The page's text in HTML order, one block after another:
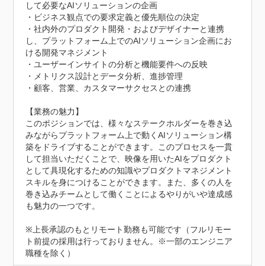
して必要なAIソリューションの企画
・ビジネス観点での要求定義と優先順位の決定
・社内外のプロダクト開発・およびデザイナーと連携
し、プラットフォーム上でのAIソリューション企画にお
ける開発マネジメント
・ユーザーインサイトの分析と機能要件への反映
・メトリクス設計とデータ分析、進捗管理
・顧客、営業、カスタマーサクセスとの連携
【業務の魅力】
このポジションでは、様々なステークホルダーを巻き込
みながらプラットフォーム上で動くAIソリューション構
築をドライブすることができます。このプロセスを一貫
して担当いただくことで、映像を用いたAIをプロダクト
として具現化するための知識やプロダクトマネジメント
スキルを身につけることができます。また、多くの人を
巻き込みチームとして働くことによるやりがいや達成感
も魅力の一つです。
※上長承認のもとリモート勤務も可能です（フルリモー
ト前提の採用は行っておりません。※一部のエンジニア
職種を除く）